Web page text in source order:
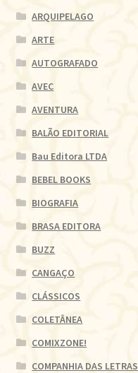
ARQUIPELAGO
ARTE
AUTOGRAFADO
AVEC
AVENTURA
BALÃO EDITORIAL
Bau Editora LTDA
BEBEL BOOKS
BIOGRAFIA
BRASA EDITORA
BUZZ
CANGAÇO
CLÁSSICOS
COLETÂNEA
COMIXZONE!
COMPANHIA DAS LETRAS